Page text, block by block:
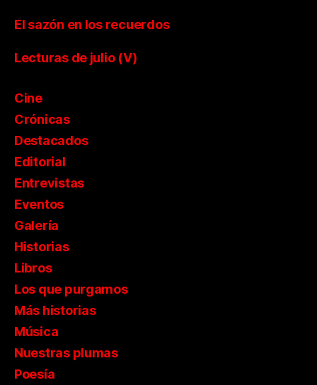
El sazón en los recuerdos
Lecturas de julio (V)
Cine
Crónicas
Destacados
Editorial
Entrevistas
Eventos
Galería
Historias
Libros
Los que purgamos
Más historias
Música
Nuestras plumas
Poesía